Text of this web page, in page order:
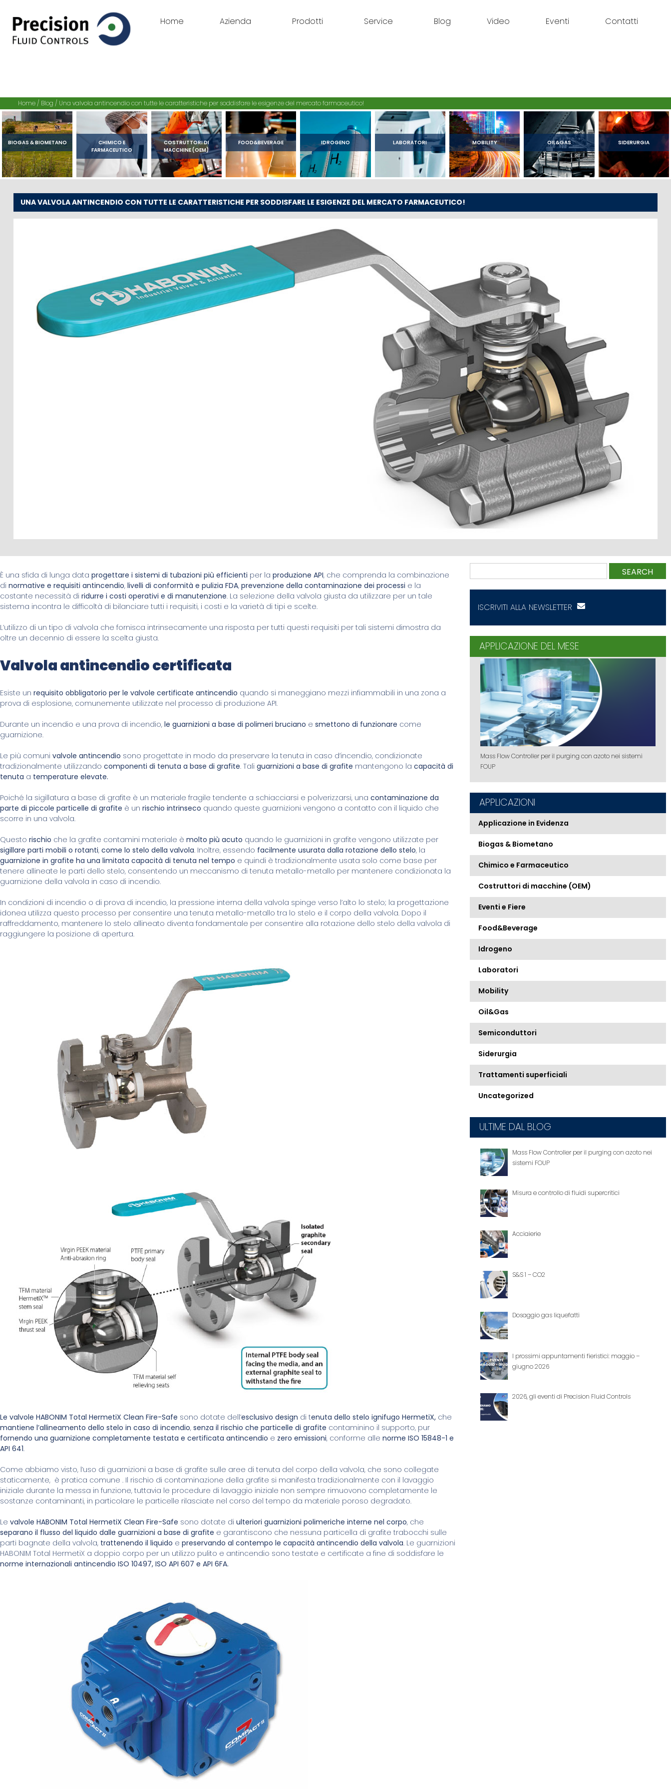
Home Azienda Prodotti Service Blog Video Eventi Contatti
Home / Blog / Una valvola antincendio con tutte le caratteristiche per soddisfare le esigenze del mercato farmaceutico!
BIOGAS & BIOMETANO
CHIMICO E
FARMACEUTICO
COSTRUTTORI DI
MACCHINE (OEM)
FOOD&BEVERAGE IDROGENO LABORATORI MOBILITY OIL&GAS SIDERURGIA
UNA VALVOLA ANTINCENDIO CON TUTTE LE CARATTERISTICHE PER SODDISFARE LE ESIGENZE DEL MERCATO FARMACEUTICO!
È una sfida di lunga data progettare i sistemi di tubazioni più efficienti per la produzione API, che comprenda la combinazione
di normative e requisiti antincendio, livelli di conformità e pulizia FDA, prevenzione della contaminazione dei processi e la
costante necessità di ridurre i costi operativi e di manutenzione. La selezione della valvola giusta da utilizzare per un tale
sistema incontra le difficoltà di bilanciare tutti i requisiti, i costi e la varietà di tipi e scelte.
L’utilizzo di un tipo di valvola che fornisca intrinsecamente una risposta per tutti questi requisiti per tali sistemi dimostra da
oltre un decennio di essere la scelta giusta.
Valvola antincendio certificata
Esiste un requisito obbligatorio per le valvole certificate antincendio quando si maneggiano mezzi infiammabili in una zona a
prova di esplosione, comunemente utilizzate nel processo di produzione API.
Durante un incendio e una prova di incendio, le guarnizioni a base di polimeri bruciano e smettono di funzionare come
guarnizione.
Le più comuni valvole antincendio sono progettate in modo da preservare la tenuta in caso d’incendio, condizionate
tradizionalmente utilizzando componenti di tenuta a base di grafite. Tali guarnizioni a base di grafite mantengono la capacità di
tenuta a temperature elevate.
Poiché la sigillatura a base di grafite è un materiale fragile tendente a schiacciarsi e polverizzarsi, una contaminazione da
parte di piccole particelle di grafite è un rischio intrinseco quando queste guarnizioni vengono a contatto con il liquido che
scorre in una valvola.
Questo rischio che la grafite contamini materiale è molto più acuto quando le guarnizioni in grafite vengono utilizzate per
sigillare parti mobili o rotanti, come lo stelo della valvola. Inoltre, essendo facilmente usurata dalla rotazione dello stelo, la
guarnizione in grafite ha una limitata capacità di tenuta nel tempo e quindi è tradizionalmente usata solo come base per
tenere allineate le parti dello stelo, consentendo un meccanismo di tenuta metallo-metallo per mantenere condizionata la
guarnizione della valvola in caso di incendio.
In condizioni di incendio o di prova di incendio, la pressione interna della valvola spinge verso l’alto lo stelo; la progettazione
idonea utilizza questo processo per consentire una tenuta metallo-metallo tra lo stelo e il corpo della valvola. Dopo il
raffreddamento, mantenere lo stelo allineato diventa fondamentale per consentire alla rotazione dello stelo della valvola di
raggiungere la posizione di apertura.
Le valvole HABONIM Total HermetiX Clean Fire-Safe sono dotate dell’esclusivo design di tenuta dello stelo ignifugo HermetiX, che
mantiene l’allineamento dello stelo in caso di incendio, senza il rischio che particelle di grafite contaminino il supporto, pur
fornendo una guarnizione completamente testata e certificata antincendio e zero emissioni, conforme alle norme ISO 15848-1 e
API 641.
Come abbiamo visto, l’uso di guarnizioni a base di grafite sulle aree di tenuta del corpo della valvola, che sono collegate
staticamente, è pratica comune . Il rischio di contaminazione della grafite si manifesta tradizionalmente con il lavaggio
iniziale durante la messa in funzione, tuttavia le procedure di lavaggio iniziale non sempre rimuovono completamente le
sostanze contaminanti, in particolare le particelle rilasciate nel corso del tempo da materiale poroso degradato.
Le valvole HABONIM Total HermetiX Clean Fire-Safe sono dotate di ulteriori guarnizioni polimeriche interne nel corpo, che
separano il flusso del liquido dalle guarnizioni a base di grafite e garantiscono che nessuna particella di grafite trabocchi sulle
parti bagnate della valvola, trattenendo il liquido e preservando al contempo le capacità antincendio della valvola. Le guarnizioni
HABONIM Total HermetiX a doppio corpo per un utilizzo pulito e antincendio sono testate e certificate a fine di soddisfare le
norme internazionali antincendio ISO 10497, ISO API 607 e API 6FA.
SEARCH
ISCRIVITI ALLA NEWSLETTER
APPLICAZIONE DEL MESE
Mass Flow Controller per il purging con azoto nei sistemi
FOUP
APPLICAZIONI
Applicazione in Evidenza
Biogas & Biometano
Chimico e Farmaceutico
Costruttori di macchine (OEM)
Eventi e Fiere
Food&Beverage
Idrogeno
Laboratori
Mobility
Oil&Gas
Semiconduttori
Siderurgia
Trattamenti superficiali
Uncategorized
ULTIME DAL BLOG
Mass Flow Controller per il purging con azoto nei
sistemi FOUP
Misura e controllo di fluidi supercritici
Acciaierie
S&S 1 – CO2
Dosaggio gas liquefatti
I prossimi appuntamenti fieristici: maggio –
giugno 2026
2026, gli eventi di Precision Fluid Controls